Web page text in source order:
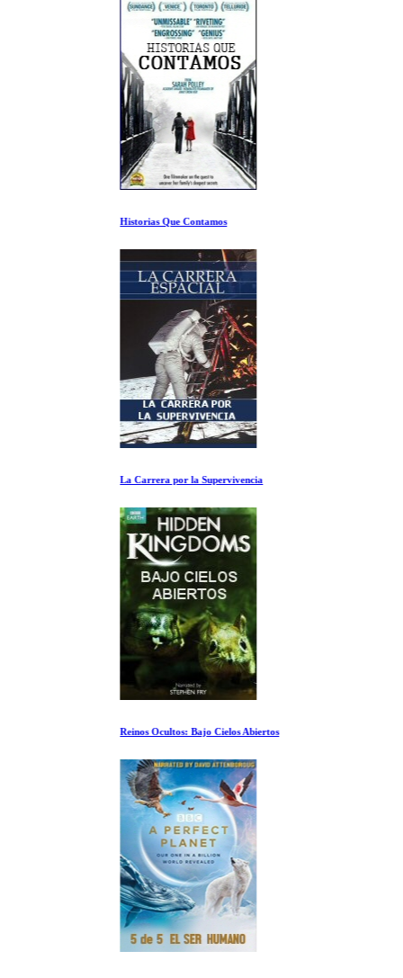
Historias Que Contamos
La Carrera por la Supervivencia
Reinos Ocultos: Bajo Cielos Abiertos